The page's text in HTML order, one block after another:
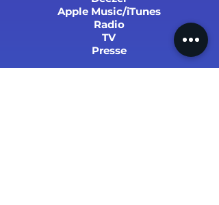
Apple Music/iTunes
Radio
TV
Presse